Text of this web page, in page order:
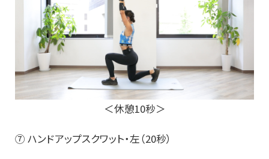
＜休憩10秒＞
⑦ ハンドアップスクワット・左（20秒）